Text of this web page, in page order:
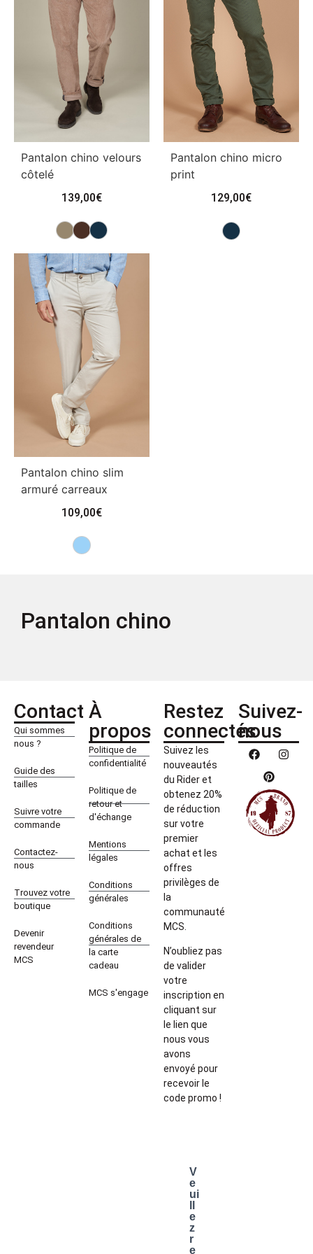
Pantalon chino velours
côtelé
139,00€
Pantalon chino micro
print
129,00€
Pantalon chino slim
armuré carreaux
109,00€
Pantalon chino
Contact
Qui sommes
nous ?
Guide des
tailles
Suivre votre
commande
Contactez-
nous
Trouvez votre
boutique
Devenir
revendeur
MCS
À
propos
Politique de
confidentialité
Politique de
retour et
d'échange
Mentions
légales
Conditions
générales
Conditions
générales de
la carte
cadeau
MCS s'engage
Restez
connectés
Suivez les
nouveautés
du Rider et
obtenez 20%
de réduction
sur votre
premier
achat et les
offres
privilèges de
la
communauté
MCS.
N’oubliez pas
de valider
votre
inscription en
cliquant sur
le lien que
nous vous
avons
envoyé pour
recevoir le
code promo !
V
e
ui
e
z
r
e
Suivez-
nous